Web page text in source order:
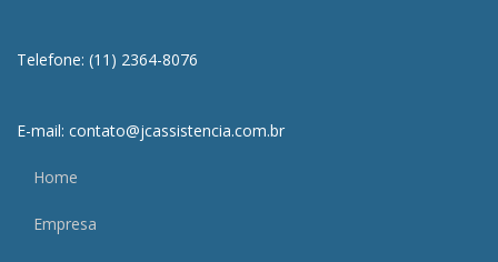
Telefone: (11) 2364-8076
E-mail: contato@jcassistencia.com.br
Home
Empresa